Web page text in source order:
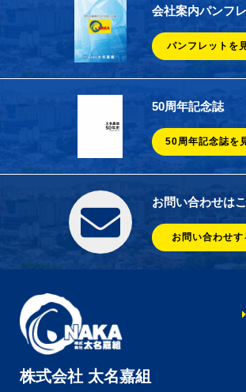
会社案内パンフ
パンフレットを
50周年記念誌
50周年記念誌を
お問い合わせは
お問い合わせす
株式会社 太名嘉組